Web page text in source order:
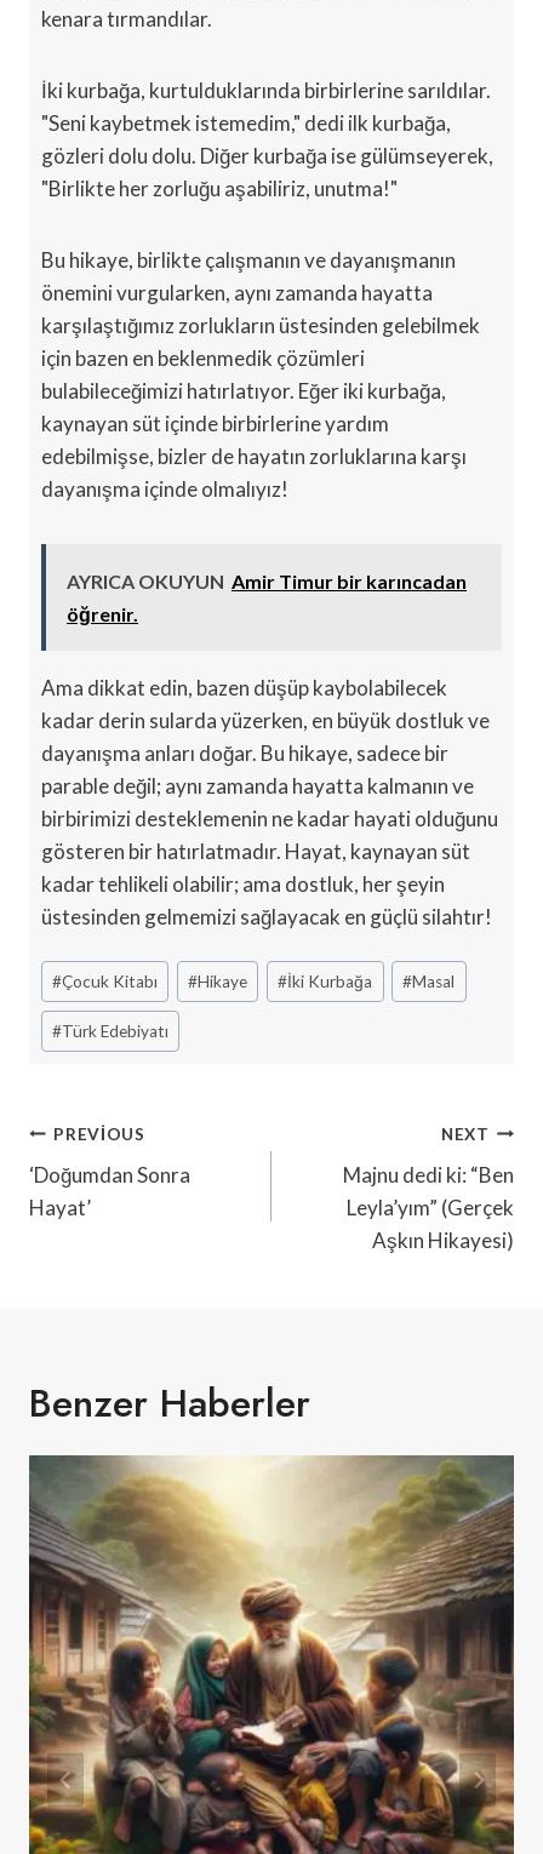
kenara tırmandılar.
İki kurbağa, kurtulduklarında birbirlerine sarıldılar.
"Seni kaybetmek istemedim," dedi ilk kurbağa,
gözleri dolu dolu. Diğer kurbağa ise gülümseyerek,
"Birlikte her zorluğu aşabiliriz, unutma!"
Bu hikaye, birlikte çalışmanın ve dayanışmanın
önemini vurgularken, aynı zamanda hayatta
karşılaştığımız zorlukların üstesinden gelebilmek
için bazen en beklenmedik çözümleri
bulabileceğimizi hatırlatıyor. Eğer iki kurbağa,
kaynayan süt içinde birbirlerine yardım
edebilmişse, bizler de hayatın zorluklarına karşı
dayanışma içinde olmalıyız!
AYRICA OKUYUN Amir Timur bir karıncadan
öğrenir.
Ama dikkat edin, bazen düşüp kaybolabilecek
kadar derin sularda yüzerken, en büyük dostluk ve
dayanışma anları doğar. Bu hikaye, sadece bir
parable değil; aynı zamanda hayatta kalmanın ve
birbirimizi desteklemenin ne kadar hayati olduğunu
gösteren bir hatırlatmadır. Hayat, kaynayan süt
kadar tehlikeli olabilir; ama dostluk, her şeyin
üstesinden gelmemizi sağlayacak en güçlü silahtır!
Post
Tags:
#Çocuk Kitabı #Hikaye #İki Kurbağa #Masal
#Türk Edebiyatı
Yazı
Gezinmesi
PREVIOUS
‘Doğumdan Sonra
Hayat’
NEXT
Majnu dedi ki: “Ben
Leyla’yım” (Gerçek
Aşkın Hikayesi)
Benzer Haberler